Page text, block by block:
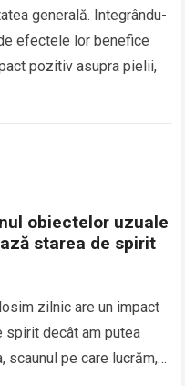
generală. Integrându-
efectele lor benefice
pozitiv asupra pielii,
obiectelor uzuale
starea de spirit
zilnic are un impact
spirit decât am putea
scaunul pe care lucrăm,…